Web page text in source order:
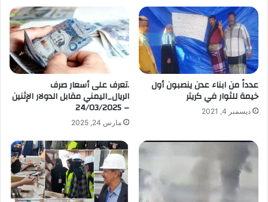
ا
ل
إ
ل
ك
ر
و
ن
عدداً من ابناء عدن ينصبون أول
خيمة للثوار في كريتر
ديسمبر 4, 2021
.تعرف على أسعار صرف
الريال_اليمني مقابل الدولار الإثنين
– 24/03/2025
مارس 24, 2025